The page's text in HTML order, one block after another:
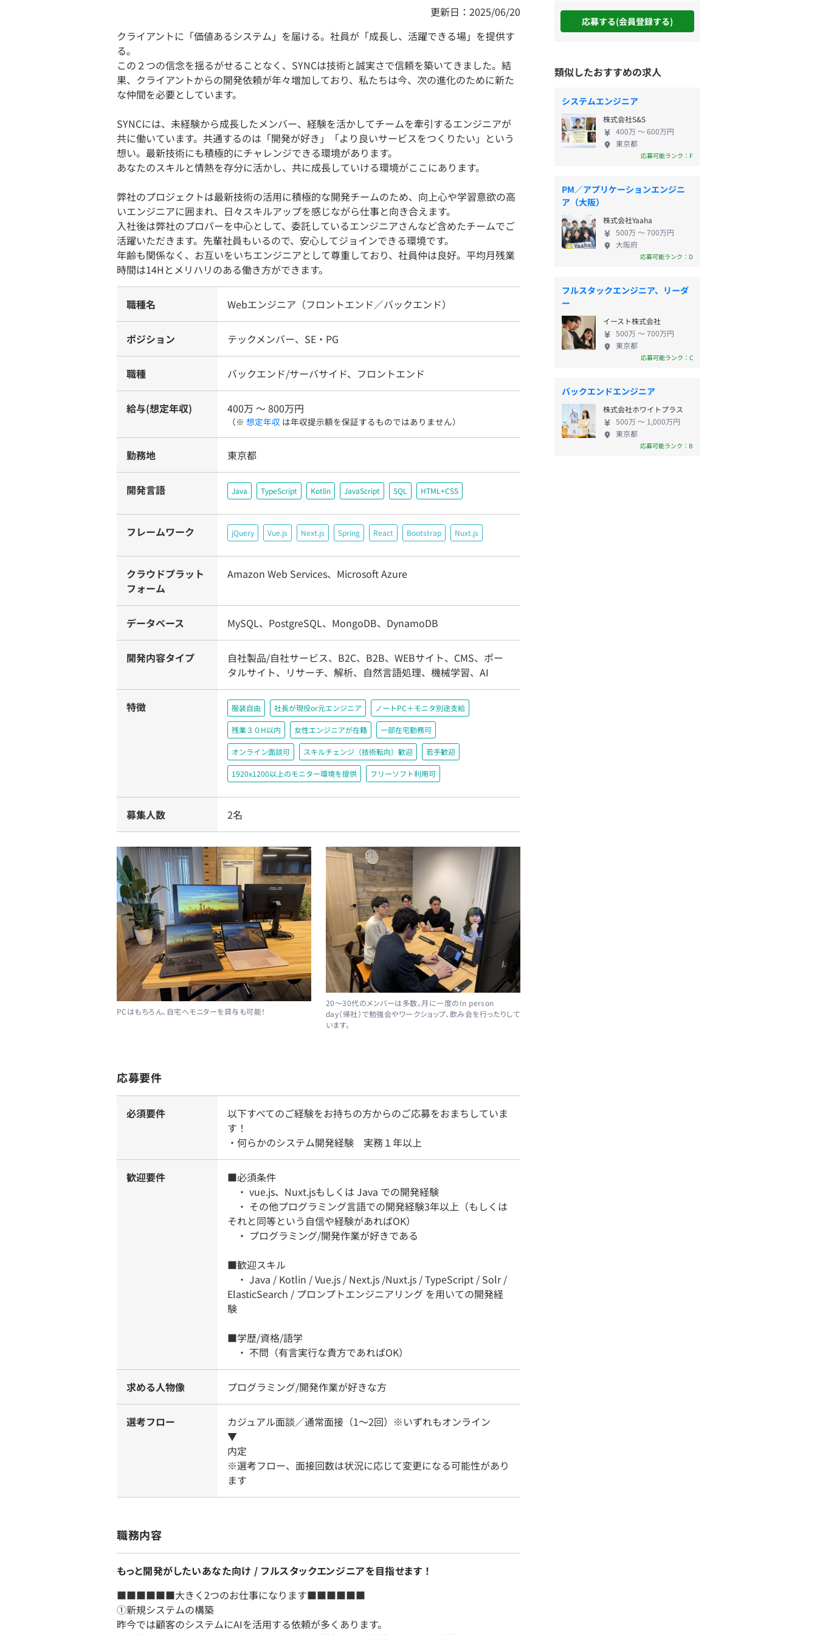
更新日：2025/06/20
クライアントに「価値あるシステム」を届ける。社員が「成長し、活躍できる場」を提供す
る。
この２つの信念を揺るがせることなく、SYNCは技術と誠実さで信頼を築いてきました。結
果、クライアントからの開発依頼が年々増加しており、私たちは今、次の進化のために新た
な仲間を必要としています。
SYNCには、未経験から成長したメンバー、経験を活かしてチームを牽引するエンジニアが
共に働いています。共通するのは「開発が好き」「より良いサービスをつくりたい」という
想い。最新技術にも積極的にチャレンジできる環境があります。
あなたのスキルと情熱を存分に活かし、共に成長していける環境がここにあります。
弊社のプロジェクトは最新技術の活用に積極的な開発チームのため、向上心や学習意欲の高
いエンジニアに囲まれ、日々スキルアップを感じながら仕事と向き合えます。
入社後は弊社のプロパーを中心として、委託しているエンジニアさんなど含めたチームでご
活躍いただきます。先輩社員もいるので、安心してジョインできる環境です。
年齢も関係なく、お互いをいちエンジニアとして尊重しており、社員仲は良好。平均月残業
時間は14Hとメリハリのある働き方ができます。
職種名 Webエンジニア（フロントエンド／バックエンド）
ポジション テックメンバー、SE・PG
職種 バックエンド/サーバサイド、フロントエンド
給与(想定年収) 400万 〜 800万円
（※ 想定年収 は年収提示額を保証するものではありません）
勤務地 東京都
開発言語 Java TypeScript Kotlin JavaScript SQL HTML+CSS
フレームワーク jQuery Vue.js Next.js Spring React Bootstrap Nuxt.js
クラウドプラット
フォーム
Amazon Web Services、Microsoft Azure
データベース MySQL、PostgreSQL、MongoDB、DynamoDB
開発内容タイプ
自社製品/自社サービス、B2C、B2B、WEBサイト、CMS、ポー
タルサイト、リサーチ、解析、自然言語処理、機械学習、AI
特徴 服装自由 社長が現役or元エンジニア ノートPC＋モニタ別途支給
残業３０H以内 女性エンジニアが在籍 一部在宅勤務可
オンライン面談可 スキルチェンジ（技術転向）歓迎 若手歓迎
1920x1200以上のモニター環境を提供 フリーソフト利用可
募集人数 2名
PCはもちろん、自宅へモニターを貸与も可能！
20～30代のメンバーは多数。月に一度のIn person
day（帰社）で勉強会やワークショップ、飲み会を行ったりして
います。
応募要件
必須要件
以下すべてのご経験をお持ちの方からのご応募をおまちしていま
す！
・何らかのシステム開発経験 実務１年以上
歓迎要件
■必須条件
・ vue.js、Nuxt.jsもしくは Java での開発経験
・ その他プログラミング言語での開発経験3年以上（もしくは
それと同等という自信や経験があればOK）
・ プログラミング/開発作業が好きである
■歓迎スキル
・ Java / Kotlin / Vue.js / Next.js /Nuxt.js / TypeScript / Solr /
ElasticSearch / プロンプトエンジニアリング を用いての開発経
験
■学歴/資格/語学
・ 不問（有言実行な貴方であればOK）
求める人物像 プログラミング/開発作業が好きな方
選考フロー
カジュアル面談／通常面接（1～2回）※いずれもオンライン
▼
内定
※選考フロー、面接回数は状況に応じて変更になる可能性があり
ます
職務内容
もっと開発がしたいあなた向け / フルスタックエンジニアを目指せます ！
■■■■■■大きく2つのお仕事になります■■■■■■
①新規システムの構築
昨今では顧客のシステムにAIを活用する依頼が多くあります。
応募する(会員登録する)
類似したおすすめの求人
システムエンジニア
株式会社S&S
400万 〜 600万円
東京都
応募可能ランク：F
PM／アプリケーションエンジニ
ア（大阪）
株式会社Yaaha
500万 〜 700万円
大阪府
応募可能ランク：D
フルスタックエンジニア、リーダ
ー
イースト株式会社
500万 〜 700万円
東京都
応募可能ランク：C
バックエンドエンジニア
株式会社ホワイトプラス
500万 〜 1,000万円
東京都
応募可能ランク：B